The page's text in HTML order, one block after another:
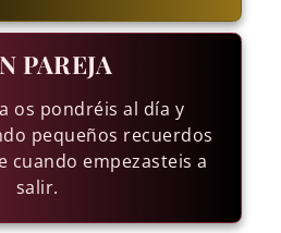
PAREJA
os pondréis al día y
pequeños recuerdos
cuando empezasteis a
salir.